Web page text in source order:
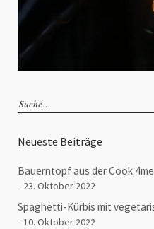
Neueste Beiträge
Bauerntopf aus der Cook 4me
23. Oktober 2022
Spaghetti-Kürbis mit
10. Oktober 2022